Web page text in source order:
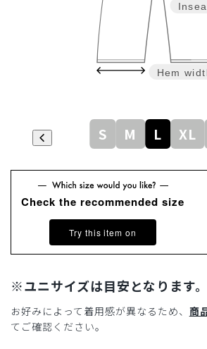
Hem
S M L XL
Check the recommended size
Try this item on
※ユニサイズは目安となります。
お好みによって着用感が異なるため、 商
てご確認ください。